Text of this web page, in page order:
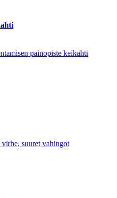
painopiste keikahti
suuret vahingot